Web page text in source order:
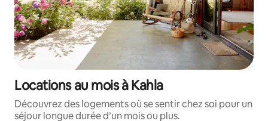
Locations au mois à Kahla
Découvrez des logements où se sentir chez soi pour un
séjour longue durée d’un mois ou plus.